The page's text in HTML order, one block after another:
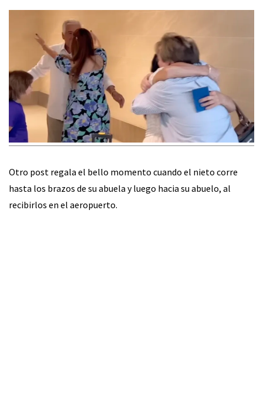
Otro post regala el bello momento cuando el nieto corre
hasta los brazos de su abuela y luego hacia su abuelo, al
recibirlos en el aeropuerto.